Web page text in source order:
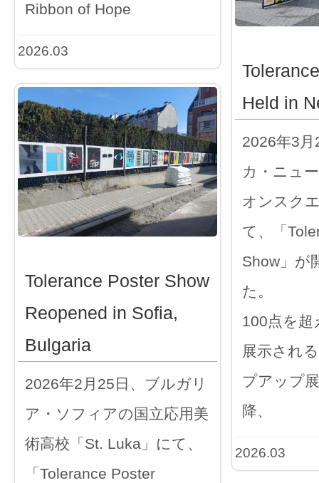
Ribbon of Hope
2026.03
Held in
2026年3
カ・ニュ
オンスク
て、「
Show」が
た。
100点を超
展示され
プアップ
降、
2026.03
Tolerance Poster Show
Reopened in Sofia,
Bulgaria
2026年2月25日、ブルガリ
ア・ソフィアの国立応用美
術高校「St. Luka」にて、
「Tolerance Poster